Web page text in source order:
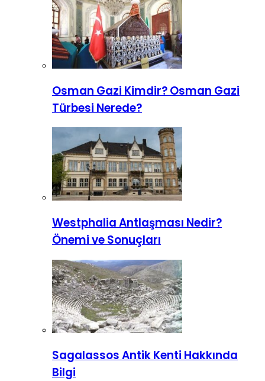
Osman Gazi Kimdir? Osman Gazi
Türbesi Nerede?
Westphalia Antlaşması Nedir?
Önemi ve Sonuçları
Sagalassos Antik Kenti Hakkında
Bilgi